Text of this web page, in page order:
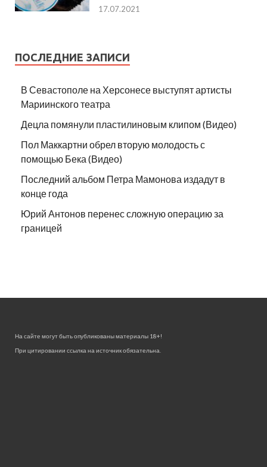
17.07.2021
ПОСЛЕДНИЕ ЗАПИСИ
В Севастополе на Херсонесе выступят артисты
Мариинского театра
Децла помянули пластилиновым клипом (Видео)
Пол Маккартни обрел вторую молодость с
помощью Бека (Видео)
Последний альбом Петра Мамонова издадут в
конце года
Юрий Антонов перенес сложную операцию за
границей
На сайте могут быть опубликованы материалы 18+!
При цитировании ссылка на источник обязательна.